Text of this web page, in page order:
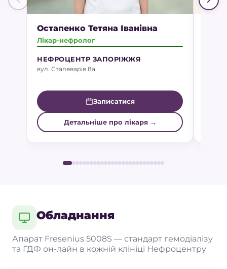
Остапенко Тетяна Іванівна
Лікар-нефролог
НЕФРОЦЕНТР ЗАПОРІЖЖЯ
вул. Сталеварів 8а
Записатися
Детальніше про лікаря →
Обладнання
Апарат Fresenius 5008S — стандарт гемодіалізу
та ГДФ он-лайн в кожній клініці Нефроцентру